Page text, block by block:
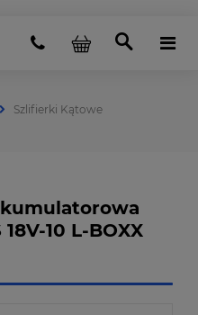
Szlifierki Kątowe
10 L-BOXX